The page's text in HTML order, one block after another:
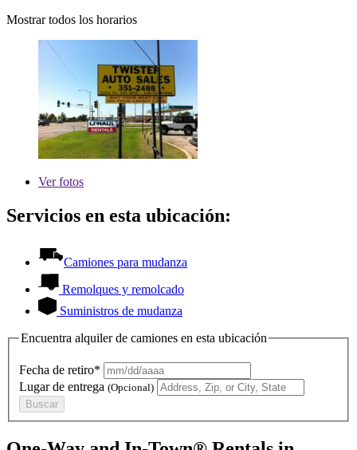
Mostrar todos los horarios
Verfotos
Servicios en esta ubicación:
Camiones para mudanza
Remolques y remolcado
Suministros de mudanza
Encuentra alquiler de camiones en esta ubicación
Fecha de retiro*
Lugar de entrega (Opcional)
Buscar